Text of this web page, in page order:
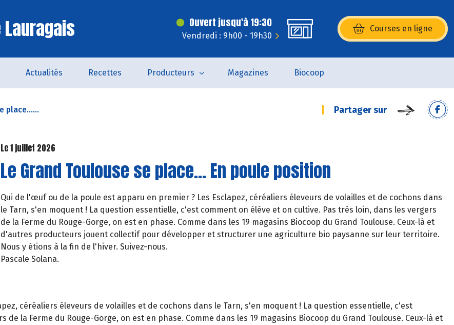
Lauragais Ouvert jusqu'à 19:30
Vendredi : 9h00 - 19h30
Courses en ligne
(s’ouvre dans une nouvelle
Actualités Recettes Producteurs Magazines Biocoop
place...... Partager sur
Le 1 juillet 2026
Le Grand Toulouse se place... En poule position
Qui de l'œuf ou de la poule est apparu en premier ? Les Esclapez, céréaliers éleveurs de volailles et de cochons dans
le Tarn, s'en moquent ! La question essentielle, c'est comment on élève et on cultive. Pas très loin, dans les vergers
de la Ferme du Rouge-Gorge, on est en phase. Comme dans les 19 magasins Biocoop du Grand Toulouse. Ceux-là et
d'autres producteurs jouent collectif pour développer et structurer une agriculture bio paysanne sur leur territoire.
Nous y étions à la fin de l'hiver. Suivez-nous.
Pascale Solana.
céréaliers éleveurs de volailles et de cochons dans le Tarn, s'en moquent ! La question essentielle, c'est
la Ferme du Rouge-Gorge, on est en phase. Comme dans les 19 magasins Biocoop du Grand Toulouse. Ceux-là et